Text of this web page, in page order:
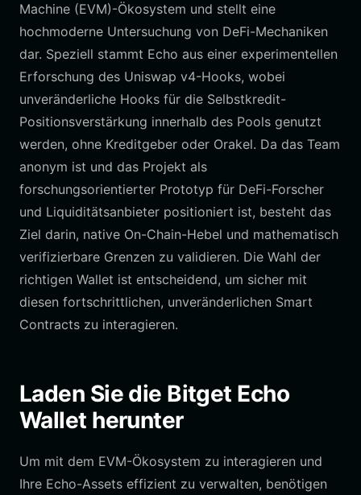
Machine (EVM)-Ökosystem und stellt eine
hochmoderne Untersuchung von DeFi-Mechaniken
dar. Speziell stammt Echo aus einer experimentellen
Erforschung des Uniswap v4-Hooks, wobei
unveränderliche Hooks für die Selbstkredit-
Positionsverstärkung innerhalb des Pools genutzt
werden, ohne Kreditgeber oder Orakel. Da das Team
anonym ist und das Projekt als
forschungsorientierter Prototyp für DeFi-Forscher
und Liquiditätsanbieter positioniert ist, besteht das
Ziel darin, native On-Chain-Hebel und mathematisch
verifizierbare Grenzen zu validieren. Die Wahl der
richtigen Wallet ist entscheidend, um sicher mit
diesen fortschrittlichen, unveränderlichen Smart
Contracts zu interagieren.
Laden Sie die Bitget Echo
Wallet herunter
Um mit dem EVM-Ökosystem zu interagieren und
Ihre Echo-Assets effizient zu verwalten, benötigen